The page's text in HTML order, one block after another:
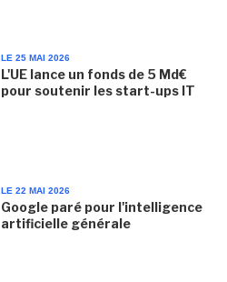
LE 25 MAI 2026
L'UE lance un fonds de 5 Md€
pour soutenir les start-ups IT
LE 22 MAI 2026
Google paré pour l'intelligence
artificielle générale